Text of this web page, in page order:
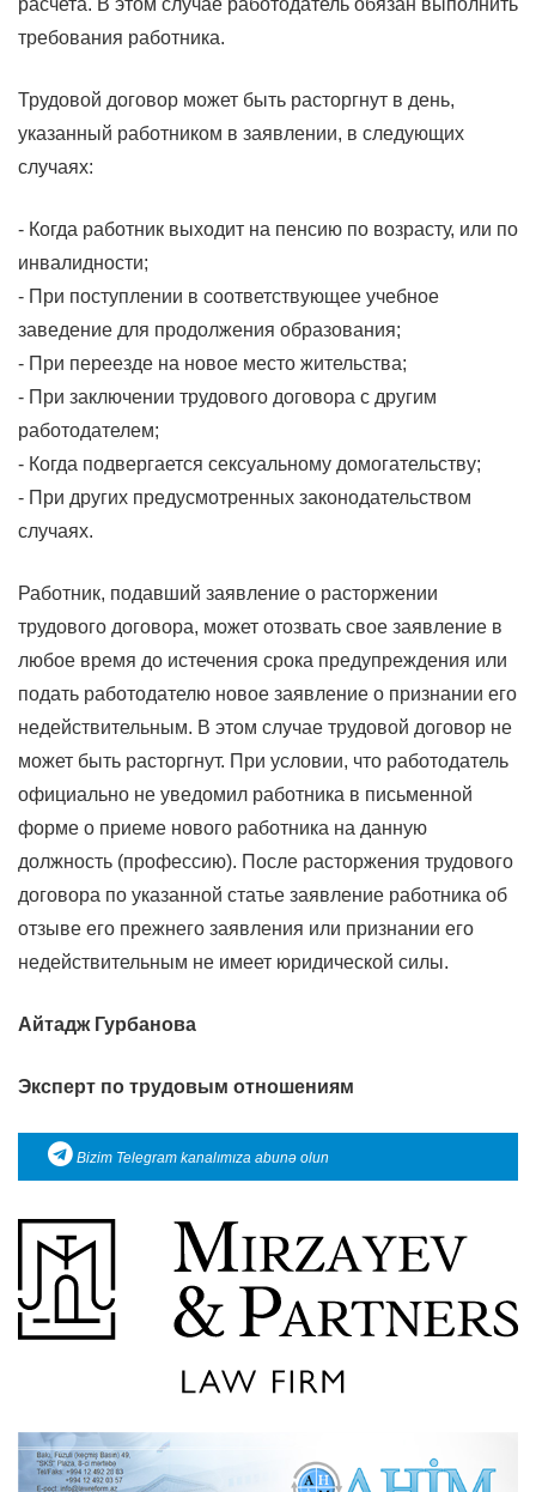
требования работника.
Трудовой договор может быть расторгнут в день,
указанный работником в заявлении, в следующих
случаях:
- Когда работник выходит на пенсию по возрасту, или по
инвалидности;
- При поступлении в соответствующее учебное
заведение для продолжения образования;
- При переезде на новое место жительства;
- При заключении трудового договора с другим
работодателем;
- Когда подвергается сексуальному домогательству;
- При других предусмотренных законодательством
случаях.
Работник, подавший заявление о расторжении
трудового договора, может отозвать свое заявление в
любое время до истечения срока предупреждения или
подать работодателю новое заявление о признании его
недействительным. В этом случае трудовой договор не
может быть расторгнут. При условии, что работодатель
официально не уведомил работника в письменной
форме о приеме нового работника на данную
должность (профессию). После расторжения трудового
договора по указанной статье заявление работника об
отзыве его прежнего заявления или признании его
недействительным не имеет юридической силы.
Айтадж Гурбанова
Эксперт по трудовым отношениям
Bizim Telegram kanalımıza abunə olun